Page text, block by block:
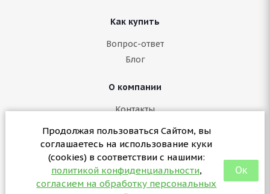
Продолжая пользоваться Сайтом, вы
соглашаетесь на использование куки
(cookies) в соответствии с нашими:
политикой конфиденциальности,
согласием на обработку персональных
Ок
Как купить
Вопрос-ответ
Блог
О компании
Контакты
Политика конфиденциальности
Согласие на обработку персональных данных
Политика в отношении куки (cookies)
+7 (3412) 57-07-29